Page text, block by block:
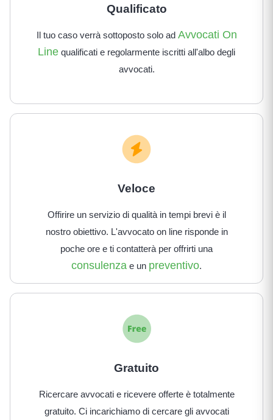
Qualificato
Il tuo caso verrà sottoposto solo ad Avvocati On
Line qualificati e regolarmente iscritti all'albo degli
avvocati.
Veloce
Offirire un servizio di qualità in tempi brevi è il
nostro obiettivo. L'avvocato on line risponde in
poche ore e ti contatterà per offrirti una
consulenza e un preventivo.
Gratuito
Ricercare avvocati e ricevere offerte è totalmente
gratuito. Ci incarichiamo di cercare gli avvocati